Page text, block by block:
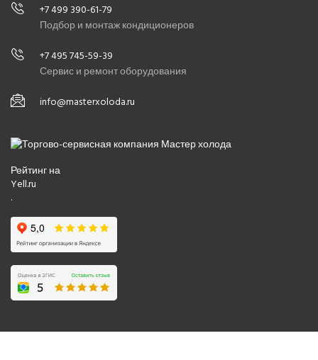
+7 499 390-61-79
Подбор и монтаж кондиционеров
+7 495 745-59-39
Сервис и ремонт оборудования
info@masterxoloda.ru
Рейтинг на
Yell.ru
.